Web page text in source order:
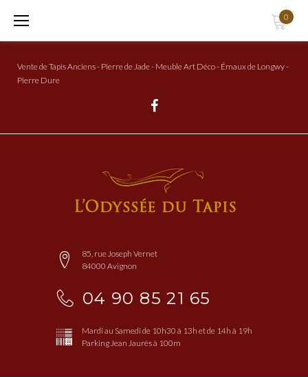
0
Vente de Tapis Anciens - Pierre de Jade - Meuble Art Déco - Émaux de Longwy -
Pierre Dure
85, rue Joseph Vernet
84000 Avignon
04 90 85 21 65
Mardi au Samedi de 10h30 à 13h et de 14h à 19h
Parking Jean Jaurès à 100m